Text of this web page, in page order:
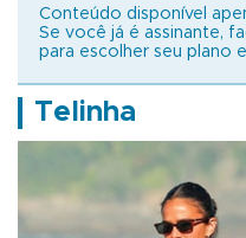
Conteúdo disponível
Se você já é assinante,
para escolher seu plano e
Telinha